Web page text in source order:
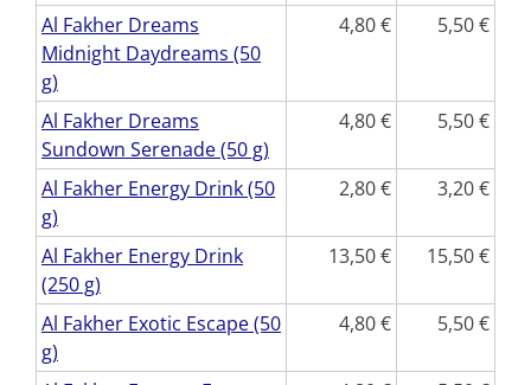
Al Fakher Dreams
Midnight Daydreams (50
g)
4,80 5,50
Al Fakher Dreams
Sundown Serenade (50 g)
4,80 5,50
Al Fakher Energy Drink (50
g)
2,80 3,20
Al Fakher Energy Drink
(250 g)
13,50 15,50
Al Fakher Exotic Escape (50
g)
4,80 5,50